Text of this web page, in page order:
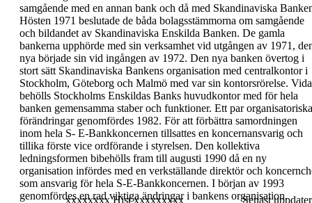
xxxxxxxx Hist xxxxxxxxx
Senast
samgående med en annan bank och då med Skandinaviska
Hösten 1971 beslutade de båda bolagsstämmorna om samgående
och bildandet av Skandinaviska Enskilda Banken. De gamla
bankerna upphörde med sin verksamhet vid utgången av 1971,
nya började sin vid ingången av 1972. Den nya banken övertog i
stort sätt Skandinaviska Bankens organisation med centralkontor i
Stockholm, Göteborg och Malmö med var sin kontorsrörelse.
behölls Stockholms Enskildas Banks huvudkontor med för hela
banken gemensamma staber och funktioner. Ett par organisatoriska
förändringar genomfördes 1982. För att förbättra samordningen
inom hela S- E-Bankkoncernen tillsattes en koncernansvarig och
tillika förste vice ordförande i styrelsen. Den kollektiva
ledningsformen bibehölls fram till augusti 1990 då en ny
organisation infördes med en verkställande direktör och
som ansvarig för hela S-E-Bankkoncernen. I början av 1993
genomfördes en rad viktiga ändringar i bankens organisation.